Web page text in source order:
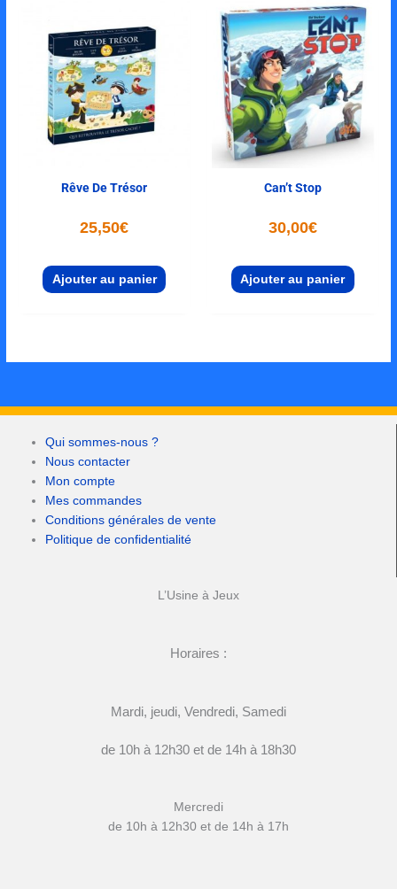
Rêve De Trésor
25,50€
Ajouter au panier
Can’t Stop
30,00€
Ajouter au panier
Qui sommes-nous ?
Nous contacter
Mon compte
Mes commandes
Conditions générales de vente
Politique de confidentialité
L’Usine à Jeux
Horaires :
Mardi, jeudi, Vendredi, Samedi
de 10h à 12h30 et de 14h à 18h30
Mercredi
de 10h à 12h30 et de 14h à 17h